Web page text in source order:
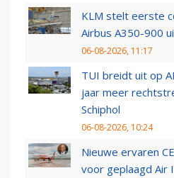
KLM stelt eerste
Airbus A350-900
06-08-2026, 11:17
TUI breidt uit op
jaar meer
Schiphol
06-08-2026, 10:24
Nieuwe ervaren
voor geplaagd Air